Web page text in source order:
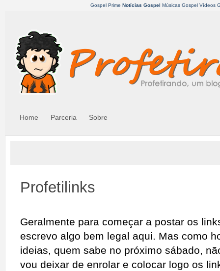
Gospel Prime Notícias Gospel Músicas Gospel Vídeos
Home Parceria Sobre
Profetilinks
Geralmente para começar a postar os
escrevo algo bem legal aqui. Mas como
ideias, quem sabe no próximo sábado,
vou deixar de enrolar e colocar logo os